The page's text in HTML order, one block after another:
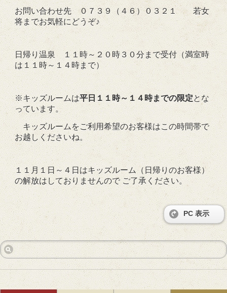
お問い合わせ先 ０７３９（４６）０３２１ 若女
将までお気軽にどうぞ♪
日帰り温泉 １１時～２０時３０分まで受付（満室時
は１１時～１４時まで）
※キッズルームは平日１１時～１４時までの限定とな
っています。
キッズルームをご利用希望のお客様はこの時間帯で
お越しくださいね。
１１月１日～４日はキッズルーム（日帰りのお客様）
の解放はしておりませんので ご了承ください。
PC 表示